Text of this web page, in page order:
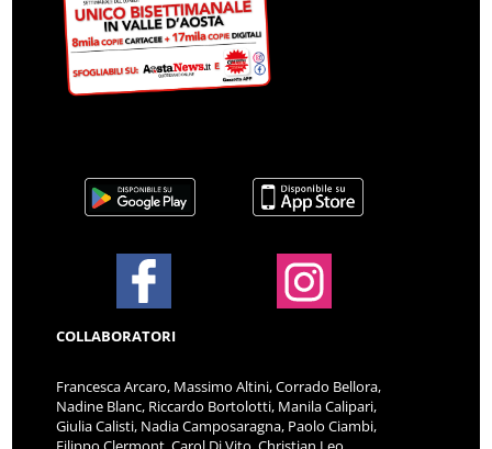
COLLABORATORI
Francesca Arcaro, Massimo Altini, Corrado Bellora,
Nadine Blanc, Riccardo Bortolotti, Manila Calipari,
Giulia Calisti, Nadia Camposaragna, Paolo Ciambi,